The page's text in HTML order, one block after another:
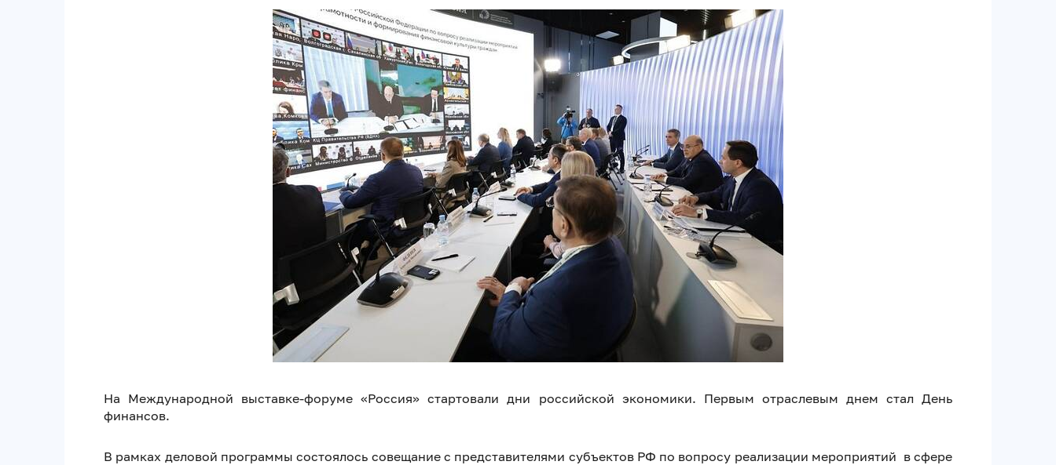
На Международной выставке-форуме «Россия» стартовали дни российской экономики. Первым отраслевым днем стал День
финансов.
В рамках деловой программы состоялось совещание с представителями субъектов РФ по вопросу реализации мероприятий в сфере